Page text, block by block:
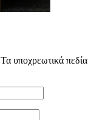
Τα υποχρεωτικά πεδία